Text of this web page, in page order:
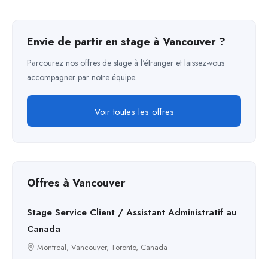
Envie de partir en stage à Vancouver ?
Parcourez nos offres de stage à l'étranger et laissez-vous
accompagner par notre équipe.
Voir toutes les offres
Offres à Vancouver
Stage Service Client / Assistant Administratif au
Canada
Montreal, Vancouver, Toronto, Canada